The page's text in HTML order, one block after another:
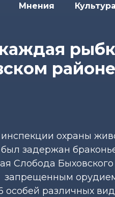
Мнения Культура
районе
охраны
задержан
Слобода Быховского
запрещенным
особей различных